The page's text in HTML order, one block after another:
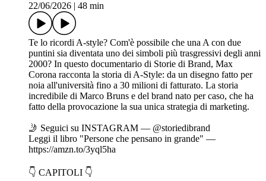
22/06/2026
48 min
Te lo ricordi A-style? Com'è possibile che una A con due
puntini sia diventata uno dei simboli più trasgressivi degli anni
2000? In questo documentario di Storie di Brand, Max
Corona racconta la storia di A-Style: da un disegno fatto per
noia all'università fino a 30 milioni di fatturato. La storia
incredibile di Marco Bruns e del brand nato per caso, che ha
fatto della provocazione la sua unica strategia di marketing.
🤳 Seguici su INSTAGRAM — ⁠⁠@storiedibrand⁠⁠
Leggi il libro "Persone che pensano in grande" —
⁠⁠https://amzn.to/3yql5ha
👇 CAPITOLI 👇